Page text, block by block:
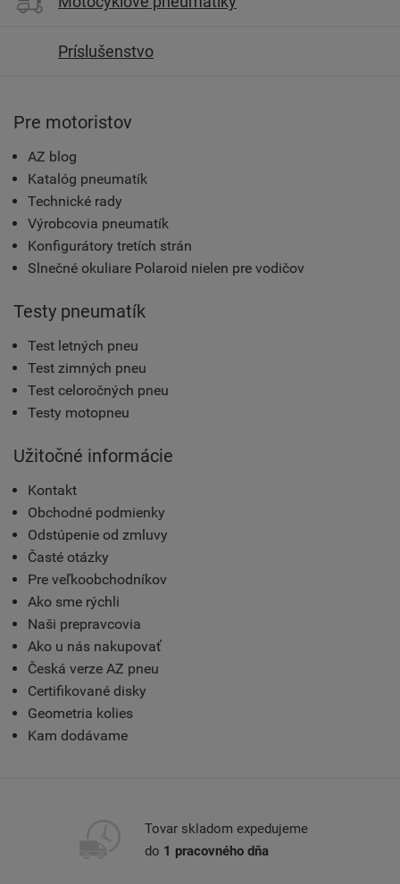
Príslušenstvo
Pre motoristov
AZ blog
Katalóg pneumatík
Technické rady
Výrobcovia pneumatík
Konfigurátory tretích strán
Slnečné okuliare Polaroid nielen pre vodičov
Testy pneumatík
Test letných pneu
Test zimných pneu
Test celoročných pneu
Testy motopneu
Užitočné informácie
Kontakt
Obchodné podmienky
Odstúpenie od zmluvy
Časté otázky
Pre veľkoobchodníkov
Ako sme rýchli
Naši prepravcovia
Ako u nás nakupovať
Česká verze AZ pneu
Certifikované disky
Geometria kolies
Kam dodávame
Tovar skladom expedujeme
do 1 pracovného dňa